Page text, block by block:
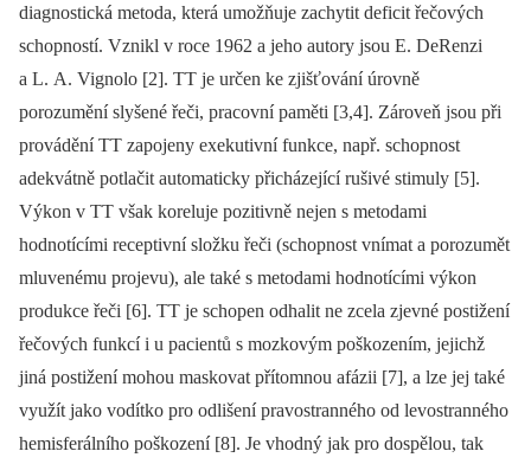
diagnostická metoda, která umožňuje zachytit deficit řečových
schopností. Vznikl v roce 1962 a jeho autory jsou E. DeRenzi
a L. A. Vignolo [2]. TT je určen ke zjišťování úrovně
porozumění slyšené řeči, pracovní paměti [3,4]. Zároveň jsou při
provádění TT zapojeny exekutivní funkce, např. schopnost
adekvátně potlačit automaticky přicházející rušivé stimuly [5].
Výkon v TT však koreluje pozitivně nejen s metodami
hodnotícími receptivní složku řeči (schopnost vnímat a porozumět
mluvenému projevu), ale také s metodami hodnotícími výkon
produkce řeči [6]. TT je schopen odhalit ne zcela zjevné postižení
řečových funkcí i u pacientů s mozkovým poškozením, jejichž
jiná postižení mohou maskovat přítomnou afázii [7], a lze jej také
využít jako vodítko pro odlišení pravostranného od levostranného
hemisferálního poškození [8]. Je vhodný jak pro dospělou, tak